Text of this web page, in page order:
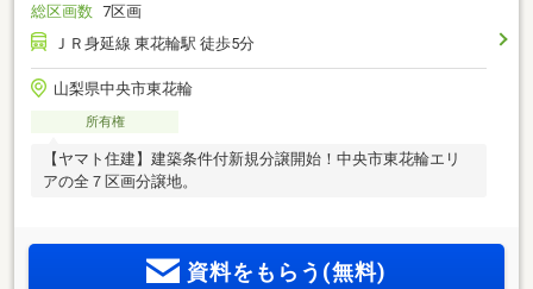
総区画数 7区画
ＪＲ身延線 東花輪駅 徒歩5分
山梨県中央市東花輪
所有権
【ヤマト住建】建築条件付新規分譲開始！中央市東花輪エリ
アの全７区画分譲地。
資料をもらう(無料)